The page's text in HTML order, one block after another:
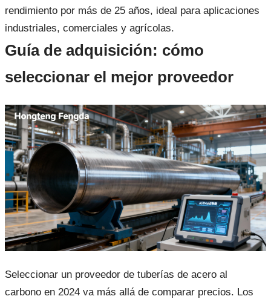
rendimiento por más de 25 años, ideal para aplicaciones
industriales, comerciales y agrícolas.
Guía de adquisición: cómo
seleccionar el mejor proveedor
Seleccionar un proveedor de tuberías de acero al
carbono en 2024 va más allá de comparar precios. Los